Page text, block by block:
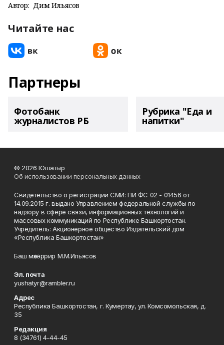
Автор: Дим Ильясов
Читайте нас
Партнеры
Фотобанк
журналистов РБ
Рубрика "Еда и
напитки"
© 2026 Юшатыр
Об использовании персональных данных
Свидетельство о регистрации СМИ: ПИ ФС 02 - 01456 от
14.09.2015 г. выдано Управлением федеральной службы по
надзору в сфере связи, информационных технологий и
массовых коммуникаций по Республике Башкортостан.
Учредитель: Акционерное общество Издательский дом
«Республика Башкортостан»
Баш мөхәррир М.М.Ильясов
Эл. почта
yushatyr@rambler.ru
Адрес
Республика Башкортостан, г. Кумертау, ул. Комсомольская, д.
35
Редакция
8 (34761) 4-44-45